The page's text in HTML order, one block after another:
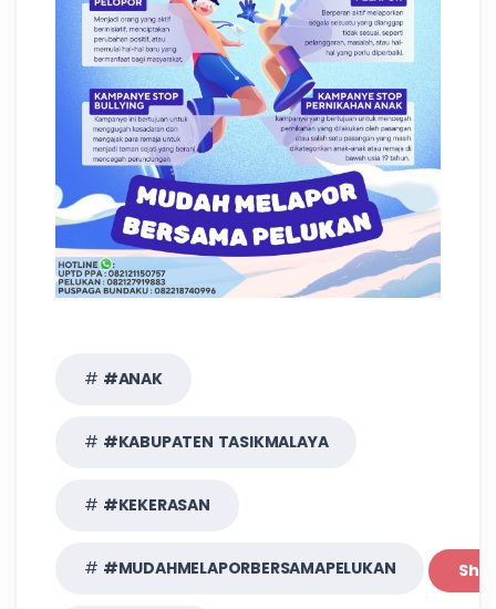
#ANAK
#KABUPATEN TASIKMALAYA
#KEKERASAN
#MUDAHMELAPORBERSAMAPELUKAN